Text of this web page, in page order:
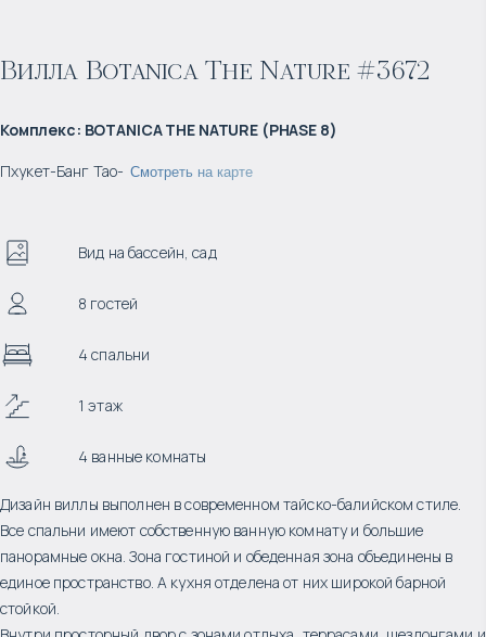
Вилла Botanica The Nature #3672
Комплекс: BOTANICA THE NATURE (PHASE 8)
Пхукет-Банг Тао- Смотреть на карте
Вид на бассейн, сад
8 гостей
4 спальни
1 этаж
4 ванные комнаты
Дизайн виллы выполнен в современном тайско-балийском стиле.
Все спальни имеют собственную ванную комнату и большие
панорамные окна. Зона гостиной и обеденная зона объединены в
единое пространство. А кухня отделена от них широкой барной
стойкой.